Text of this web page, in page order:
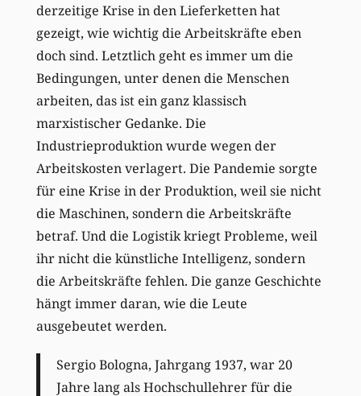
derzeitige Krise in den Lieferketten hat
gezeigt, wie wichtig die Arbeitskräfte eben
doch sind. Letztlich geht es immer um die
Bedingungen, unter denen die Menschen
arbeiten, das ist ein ganz klassisch
marxistischer Gedanke. Die
Industrieproduktion wurde wegen der
Arbeitskosten verlagert. Die Pandemie sorgte
für eine Krise in der Produktion, weil sie nicht
die Maschinen, sondern die Arbeitskräfte
betraf. Und die Logistik kriegt Probleme, weil
ihr nicht die künstliche Intelligenz, sondern
die Arbeitskräfte fehlen. Die ganze Geschichte
hängt immer daran, wie die Leute
ausgebeutet werden.
Sergio Bologna, Jahrgang 1937, war 20
Jahre lang als Hochschullehrer für die